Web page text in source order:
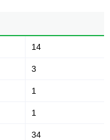
14
3
1
1
34